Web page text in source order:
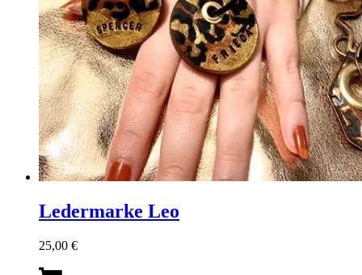
Ledermarke Leo
25,00 €